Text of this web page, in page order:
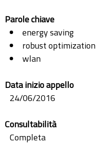
Parole chiave
energy saving
robust optimization
wlan
Data inizio appello
24/06/2016
Consultabilità
Completa